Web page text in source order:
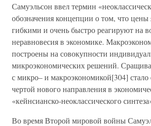
Самуэльсон ввел термин
обозначения концепции о том, что цены
гибкими и очень быстро реагируют на
неравновесия в экономике.
построены на совокупности
микроэкономических решений.
с микро– и макроэкономикой[304] стало
чертой нового направления в
«кейнсианско-неоклассического
Во время Второй мировой войны